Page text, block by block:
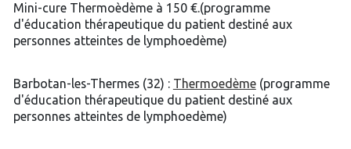
Mini-cure Thermoèdème à 150 €.(programme
d'éducation thérapeutique du patient destiné aux
personnes atteintes de lymphoedème)
Barbotan-les-Thermes (32) : Thermoedème(programme
d'éducation thérapeutique du patient destiné aux
personnes atteintes de lymphoedème)